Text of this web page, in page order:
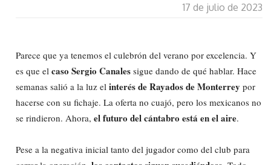
17 de julio de 2023
Parece que ya tenemos el culebrón del verano por excelencia. Y
es que el caso Sergio Canales sigue dando de qué hablar. Hace
semanas salió a la luz el interés de Rayados de Monterrey por
hacerse con su fichaje. La oferta no cuajó, pero los mexicanos no
se rindieron. Ahora, el futuro del cántabro está en el aire.
Pese a la negativa inicial tanto del jugador como del club para